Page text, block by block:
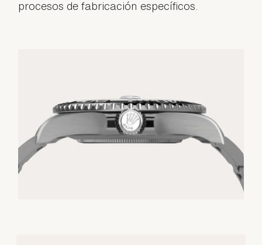
procesos de fabricación específicos.